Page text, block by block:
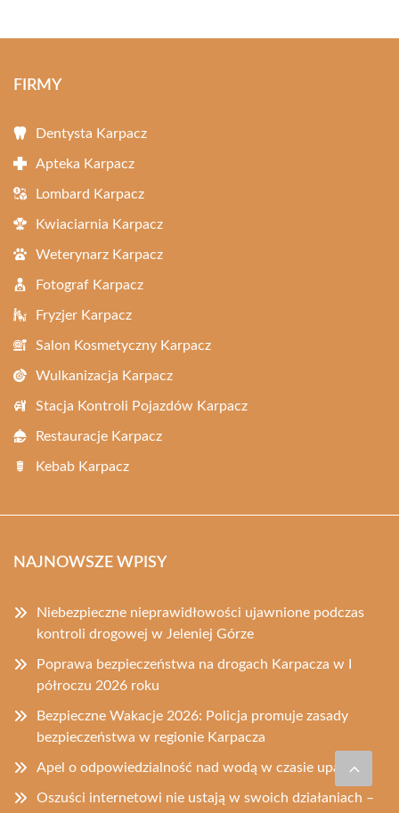
FIRMY
Dentysta Karpacz
Apteka Karpacz
Lombard Karpacz
Kwiaciarnia Karpacz
Weterynarz Karpacz
Fotograf Karpacz
Fryzjer Karpacz
Salon Kosmetyczny Karpacz
Wulkanizacja Karpacz
Stacja Kontroli Pojazdów Karpacz
Restauracje Karpacz
Kebab Karpacz
NAJNOWSZE WPISY
Niebezpieczne nieprawidłowości ujawnione podczas
kontroli drogowej w Jeleniej Górze
Poprawa bezpieczeństwa na drogach Karpacza w I
półroczu 2026 roku
Bezpieczne Wakacje 2026: Policja promuje zasady
bezpieczeństwa w regionie Karpacza
Apel o odpowiedzialność nad wodą w czasie upałów
Oszuści internetowi nie ustają w swoich działaniach –